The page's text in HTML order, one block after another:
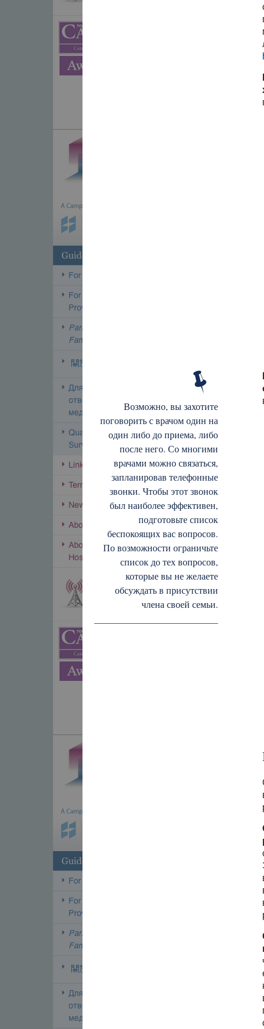
Возможно, вы захотите
поговорить с врачом один на
один либо до приема, либо
после него. Со многими
врачами можно связаться,
запланировав телефонные
звонки. Чтобы этот звонок
был наиболее эффективен,
подготовьте список
беспокоящих вас вопросов.
По возможности ограничьте
список до тех вопросов,
которые вы не желаете
обсуждать в присутствии
члена своей семьи.